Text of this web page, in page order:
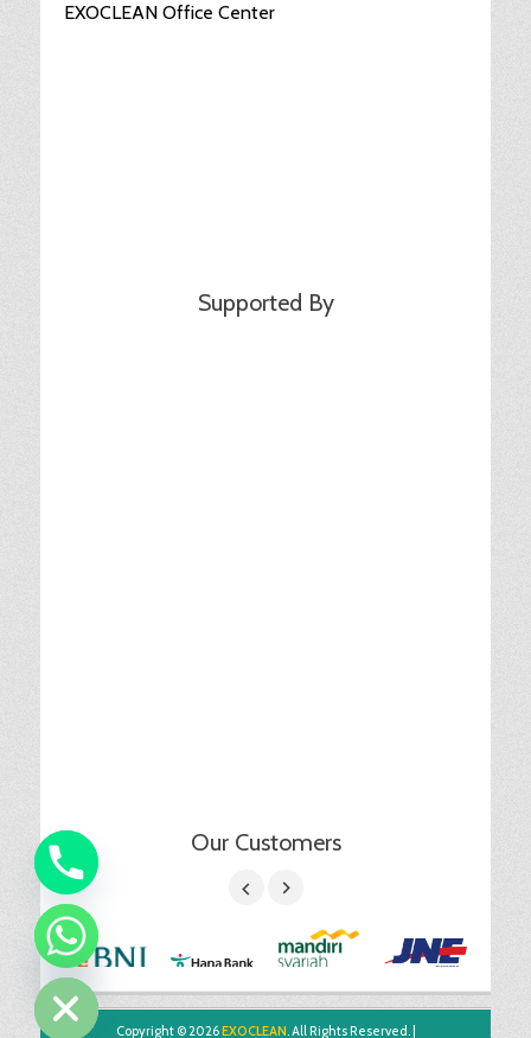
EXOCLEAN Office Center
Supported By
Our Customers
Copyright © 2026EXOCLEAN. All Rights Reserved. |
Hide
chaty